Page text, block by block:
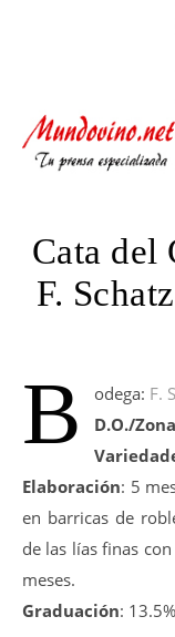
Cata del
F.
B odega: F.
D.O./Zona
Elaboración: 5
en barricas de
de las lías finas
meses.
Graduación: